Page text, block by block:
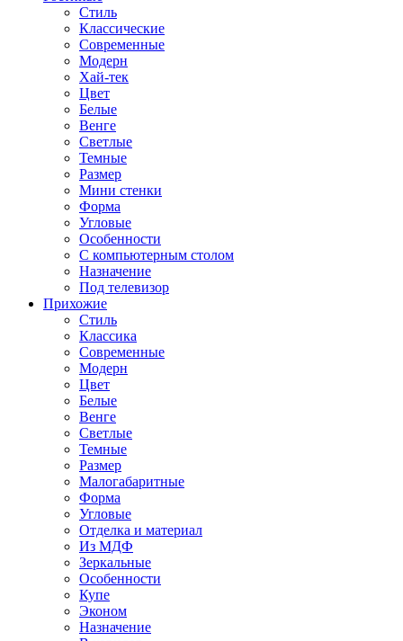
Стиль
Классические
Современные
Модерн
Хай-тек
Цвет
Белые
Венге
Светлые
Темные
Размер
Мини стенки
Форма
Угловые
Особенности
С компьютерным столом
Назначение
Под телевизор
Прихожие
Стиль
Классика
Современные
Модерн
Цвет
Белые
Венге
Светлые
Темные
Размер
Малогабаритные
Форма
Угловые
Отделка и материал
Из МДФ
Зеркальные
Особенности
Купе
Эконом
Назначение